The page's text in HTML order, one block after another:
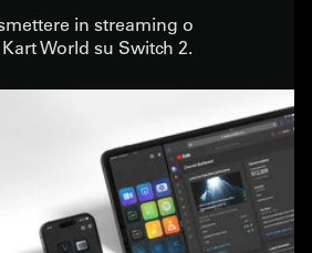
in streaming o
World su Switch 2.